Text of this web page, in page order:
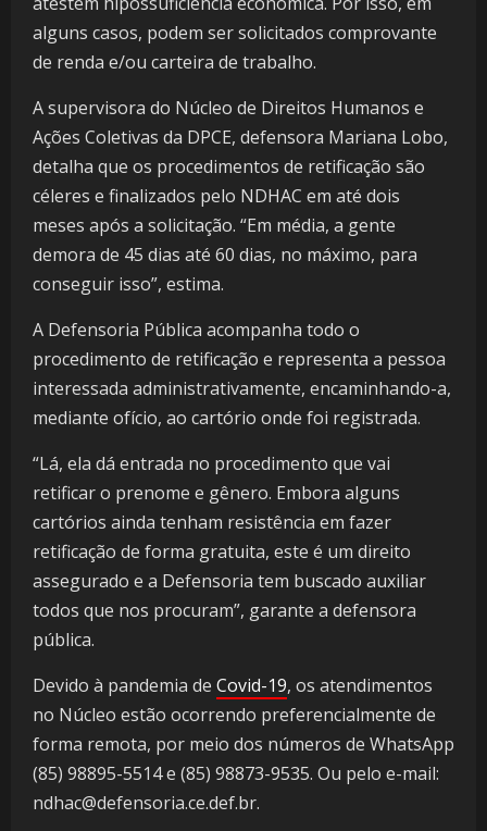
alguns casos, podem ser solicitados comprovante
de renda e/ou carteira de trabalho.
A supervisora do Núcleo de Direitos Humanos e
Ações Coletivas da DPCE, defensora Mariana Lobo,
detalha que os procedimentos de retificação são
céleres e finalizados pelo NDHAC em até dois
meses após a solicitação. “Em média, a gente
demora de 45 dias até 60 dias, no máximo, para
conseguir isso”, estima.
A Defensoria Pública acompanha todo o
procedimento de retificação e representa a pessoa
interessada administrativamente, encaminhando-a,
mediante ofício, ao cartório onde foi registrada.
“Lá, ela dá entrada no procedimento que vai
retificar o prenome e gênero. Embora alguns
cartórios ainda tenham resistência em fazer
retificação de forma gratuita, este é um direito
assegurado e a Defensoria tem buscado auxiliar
todos que nos procuram”, garante a defensora
pública.
Devido à pandemia de Covid-19, os atendimentos
no Núcleo estão ocorrendo preferencialmente de
forma remota, por meio dos números de WhatsApp
(85) 98895-5514 e (85) 98873-9535. Ou pelo e-mail:
ndhac@defensoria.ce.def.br.